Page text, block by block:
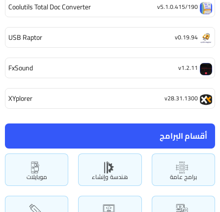
أقسام البرامج
برامج عامة هندسة وإنشاء موبايلات
Coolutils Total Doc Converter v5.1.0.415/190
USB Raptor v0.19.94
FxSound v1.2.11
XYplorer v28.31.1300